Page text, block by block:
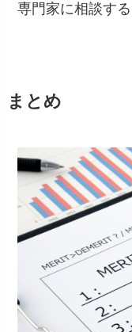
専門家に相談す
まとめ